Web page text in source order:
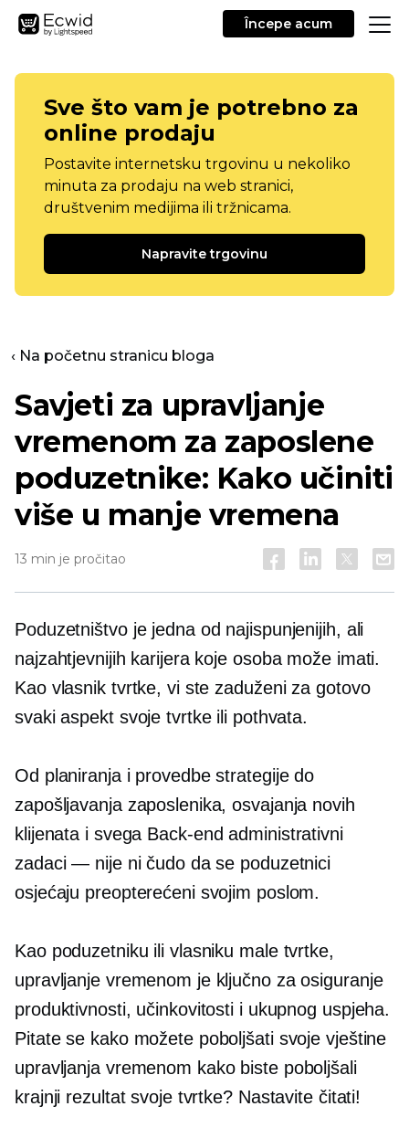
Începe acum
Sve što vam je potrebno za
online prodaju
Postavite internetsku trgovinu u nekoliko
minuta za prodaju na web stranici,
društvenim medijima ili tržnicama.
Napravite trgovinu
‹ Na početnu stranicu bloga
Savjeti za upravljanje
vremenom za zaposlene
poduzetnike: Kako učiniti
više u manje vremena
13 min je pročitao
Poduzetništvo je jedna od najispunjenijih, ali
najzahtjevnijih karijera koje osoba može imati.
Kao vlasnik tvrtke, vi ste zaduženi za gotovo
svaki aspekt svoje tvrtke ili pothvata.
Od planiranja i provedbe strategije do
zapošljavanja zaposlenika, osvajanja novih
klijenata i svega Back-end administrativni
zadaci — nije ni čudo da se poduzetnici
osjećaju preopterećeni svojim poslom.
Kao poduzetniku ili vlasniku male tvrtke,
upravljanje vremenom je ključno za osiguranje
produktivnosti, učinkovitosti i ukupnog uspjeha.
Pitate se kako možete poboljšati svoje vještine
upravljanja vremenom kako biste poboljšali
krajnji rezultat svoje tvrtke? Nastavite čitati!